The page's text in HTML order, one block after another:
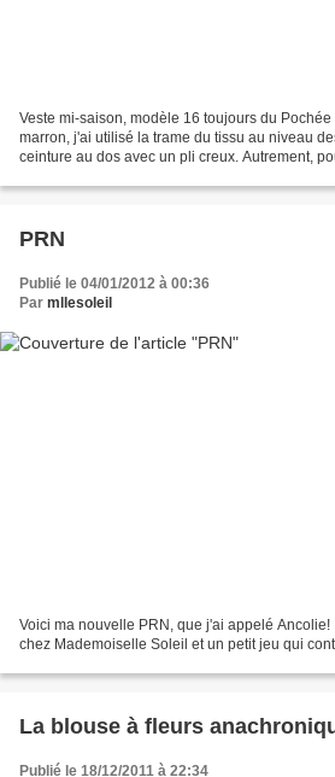
Veste mi-saison, modèle 16 toujours du
marron, j'ai utilisé la trame du tissu au niveau
ceinture au dos avec un pli creux. Autrement,
PRN
Publié le 04/01/2012 à 00:36
Par mllesoleil
Voici ma nouvelle PRN, que j'ai appelé
chez Mademoiselle Soleil et un petit jeu qui
La blouse à fleurs
Publié le 18/12/2011 à 22:34